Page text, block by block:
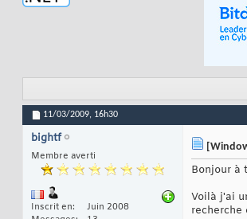
11/03/2009, 16h30
bightf
Membre averti
Inscrit en
Juin 2008
Bonjour à
Voilà j'ai
recherche